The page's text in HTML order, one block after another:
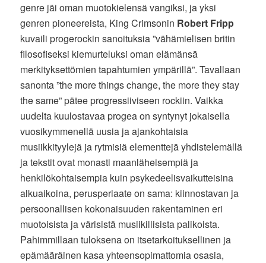
genre jäi oman muotokielensä vangiksi, ja yksi
genren pioneereista, King Crimsonin Robert Fripp
kuvaili progerockin sanoituksia ”vähämielisen britin
filosofiseksi kiemurteluksi oman elämänsä
merkityksettömien tapahtumien ympärillä”. Tavallaan
sanonta ”the more things change, the more they stay
the same” pätee progressiiviseen rockiin. Vaikka
uudelta kuulostavaa progea on syntynyt jokaisella
vuosikymmenellä uusia ja ajankohtaisia
musiikkityylejä ja rytmisiä elementtejä yhdistelemällä
ja tekstit ovat monasti maanläheisempiä ja
henkilökohtaisempia kuin psykedeelisvaikutteisina
alkuaikoina, perusperiaate on sama: kiinnostavan ja
persoonallisen kokonaisuuden rakentaminen eri
muotoisista ja värisistä musiikillisista palikoista.
Pahimmillaan tuloksena on itsetarkoituksellinen ja
epämääräinen kasa yhteensopimattomia osasia,